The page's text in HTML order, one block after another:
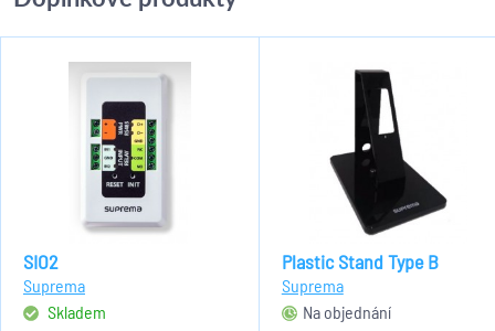
SIO2
Suprema
Skladem
Plastic Stand Type B
Suprema
Na objednání